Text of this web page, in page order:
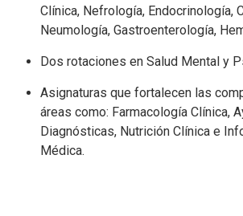
Clínica, Nefrología, Endocrinología,
Neumología, Gastroenterología,
Dos rotaciones en Salud Mental y
Asignaturas que fortalecen las
áreas como: Farmacología Clínica,
Diagnósticas, Nutrición Clínica e
Médica.